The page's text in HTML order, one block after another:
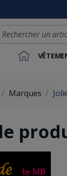
Marques